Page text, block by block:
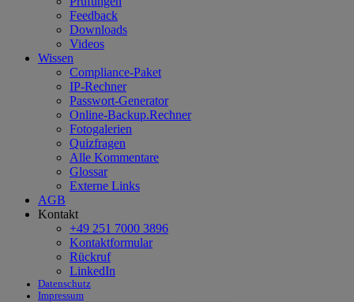
Feedback
Downloads
Videos
Wissen
Compliance-Paket
IP-Rechner
Passwort-Generator
Online-Backup.Rechner
Fotogalerien
Quizfragen
Alle Kommentare
Glossar
Externe Links
AGB
Kontakt
+49 251 7000 3896
Kontaktformular
Rückruf
LinkedIn
Datenschutz
Impressum